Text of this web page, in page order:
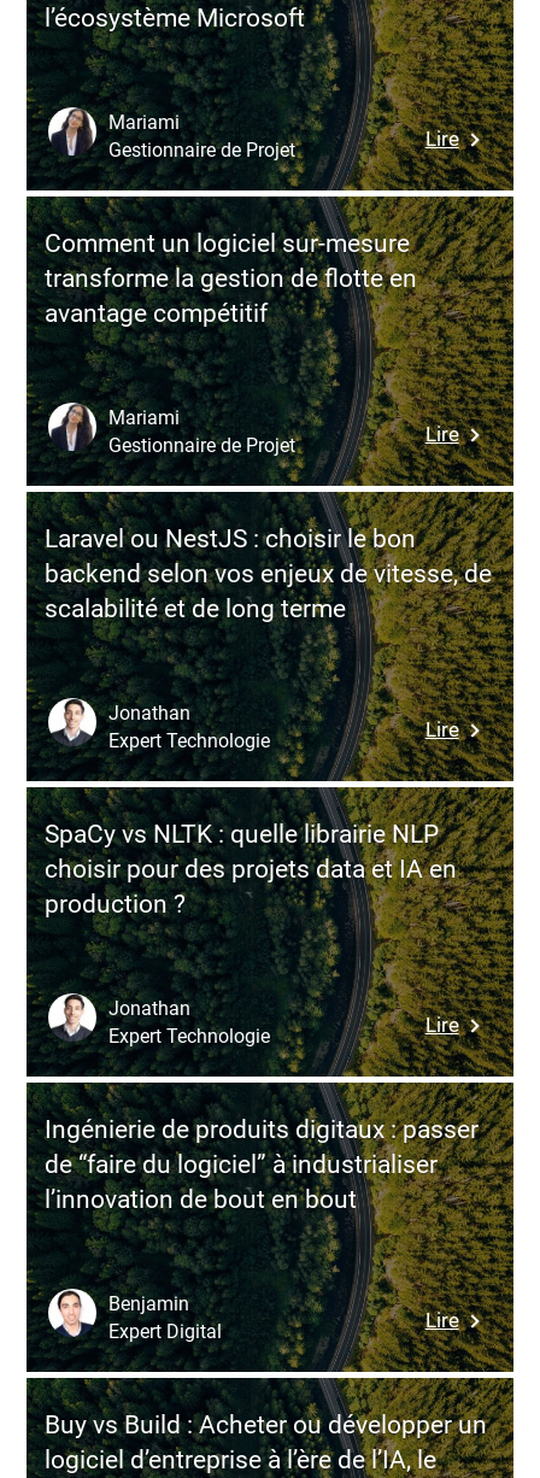
séduit
les
équipes
IT…
et
ce
qu’il
apporte
à
vos
projets
métier
l’écosystème Microsoft
Lire:
et
de
.NET
:
à
Mariami
Gestionnaire de Projet
Comment un logiciel sur-mesure
transforme la gestion de flotte en
avantage compétitif
Lire:
un
logiciel
sur-
mesure
la
gestion
de
flotte
en
avantage
Mariami
Gestionnaire de Projet
Laravel ou NestJS : choisir le bon
backend selon vos enjeux de vitesse, de
scalabilité et de long terme
Lire:
Laravel
ou
NestJS
:
choisir
le
bon
backend
selon
vos
enjeux
de
vitesse,
de
et
de
long
terme
Jonathan
Expert Technologie
SpaCy vs NLTK : quelle librairie NLP
choisir pour des projets data et IA en
production ?
Lire:
SpaCy
vs
NLTK
:
quelle
librairie
NLP
choisir
pour
des
projets
data
et
IA
Jonathan
Expert Technologie
Ingénierie de produits digitaux : passer
de “faire du logiciel” à industrialiser
l’innovation de bout en bout
Lire:
de
produits
digitaux
:
Benjamin
Expert Digital
Buy vs Build : Acheter ou développer un
logiciel d’entreprise à l’ère de l’IA, le